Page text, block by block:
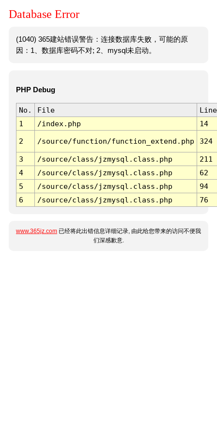
Database Error
(1040) 365建站错误警告：连接数据库失败，可能的原
因：1、数据库密码不对; 2、mysql未启动。
PHP Debug
No. File
Line
1
/index.php 14
2 /source/function/function_extend.php 324
3 /source/class/jzmysql.class.php
211
4
/source/class/jzmysql.class.php
62
5
/source/class/jzmysql.class.php
94
6
/source/class/jzmysql.class.php 76
www.365jz.com 已经将此出错信息详细记录, 由此给您带来的访问不便我
们深感歉意.